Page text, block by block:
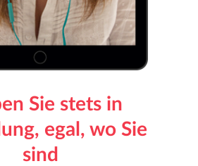
Sie stets in
egal, wo Sie
sind